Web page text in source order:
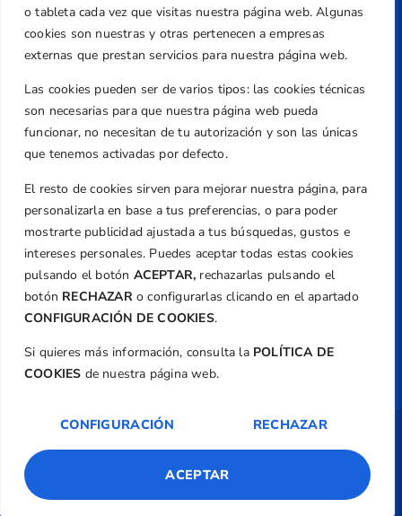
o tableta cada vez que visitas nuestra página web. Algunas
cookies son nuestras y otras pertenecen a empresas
externas que prestan servicios para nuestra página web.
Las cookies pueden ser de varios tipos: las cookies técnicas
son necesarias para que nuestra página web pueda
funcionar, no necesitan de tu autorización y son las únicas
que tenemos activadas por defecto.
El resto de cookies sirven para mejorar nuestra página, para
personalizarla en base a tus preferencias, o para poder
mostrarte publicidad ajustada a tus búsquedas, gustos e
intereses personales. Puedes aceptar todas estas cookies
pulsando el botón ACEPTAR, rechazarlas pulsando el
botón RECHAZARo configurarlas clicando en el apartado
CONFIGURACIÓN DE COOKIES.
Si quieres más información, consulta la POLÍTICA DE
COOKIES de nuestra página web.
CONFIGURACIÓN RECHAZAR
ACEPTAR
Centre de L´Esport, Carrer d'Isaac Peral i
Caballero, Nº 5, Despachos 2 y 3, 46980,
Valencia
+34 961 367 799
Email
federacion@golfcv.com
Aviso Legal
Política de Privacidad
Transparencia
Normativa
Federación
TecnoQuatre